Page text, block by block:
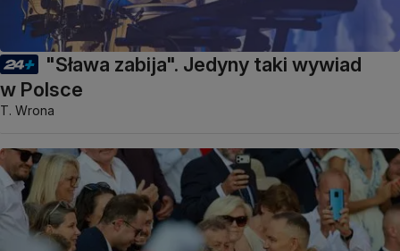
"Sława zabija". Jedyny taki wywiad
w Polsce
T. Wrona